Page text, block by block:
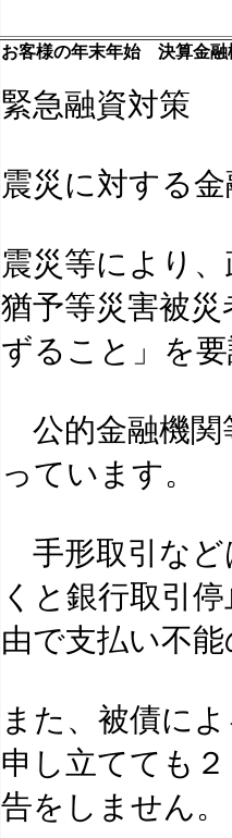
お客様の年末年始 決算金融
緊急融資対
震災に対する
震災等により
猶予等災害被
ずること」を
公的金融機関
っています。
手形取引など
くと銀行取引
由で支払い不
また、被債に
申し立てても
告をしません。